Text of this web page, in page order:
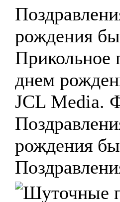
рождения
Прикольное
днем
JCL Media.
рождения